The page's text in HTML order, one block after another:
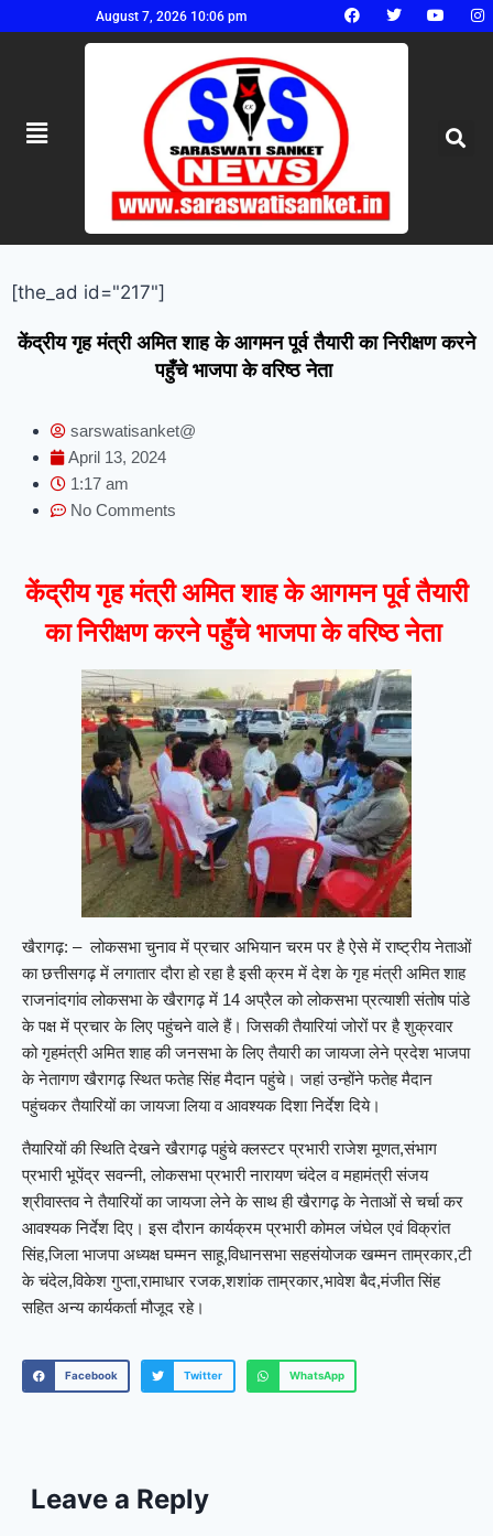
August 7, 2026 10:06 pm
[the_ad id="217"]
केंद्रीय गृह मंत्री अमित शाह के आगमन पूर्व तैयारी का निरीक्षण करने
पहुँचे भाजपा के वरिष्ठ नेता
sarswatisanket@
April 13, 2024
1:17 am
No Comments
केंद्रीय गृह मंत्री अमित शाह के आगमन पूर्व तैयारी
का निरीक्षण करने पहुँचे भाजपा के वरिष्ठ नेता
खैरागढ़: – लोकसभा चुनाव में प्रचार अभियान चरम पर है ऐसे में राष्ट्रीय नेताओं
का छत्तीसगढ़ में लगातार दौरा हो रहा है इसी क्रम में देश के गृह मंत्री अमित शाह
राजनांदगांव लोकसभा के खैरागढ़ में 14 अप्रैल को लोकसभा प्रत्याशी संतोष पांडे
के पक्ष में प्रचार के लिए पहुंचने वाले हैं। जिसकी तैयारियां जोरों पर है शुक्रवार
को गृहमंत्री अमित शाह की जनसभा के लिए तैयारी का जायजा लेने प्रदेश भाजपा
के नेतागण खैरागढ़ स्थित फतेह सिंह मैदान पहुंचे। जहां उन्होंने फतेह मैदान
पहुंचकर तैयारियों का जायजा लिया व आवश्यक दिशा निर्देश दिये।
तैयारियों की स्थिति देखने खैरागढ़ पहुंचे क्लस्टर प्रभारी राजेश मूणत,संभाग
प्रभारी भूपेंद्र सवन्नी, लोकसभा प्रभारी नारायण चंदेल व महामंत्री संजय
श्रीवास्तव ने तैयारियों का जायजा लेने के साथ ही खैरागढ़ के नेताओं से चर्चा कर
आवश्यक निर्देश दिए। इस दौरान कार्यक्रम प्रभारी कोमल जंघेल एवं विक्रांत
सिंह,जिला भाजपा अध्यक्ष घम्मन साहू,विधानसभा सहसंयोजक खम्मन ताम्रकार,टी
के चंदेल,विकेश गुप्ता,रामाधार रजक,शशांक ताम्रकार,भावेश बैद,मंजीत सिंह
सहित अन्य कार्यकर्ता मौजूद रहे।
Facebook Twitter WhatsApp
Leave a Reply